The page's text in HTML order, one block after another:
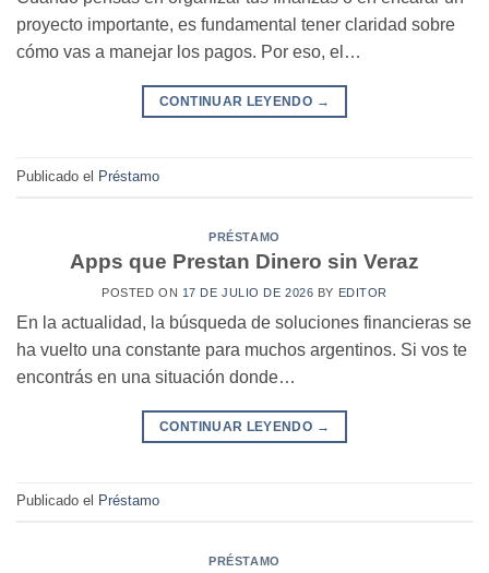
proyecto importante, es fundamental tener claridad sobre
cómo vas a manejar los pagos. Por eso, el…
CONTINUAR LEYENDO →
Publicado el Préstamo
PRÉSTAMO
Apps que Prestan Dinero sin Veraz
POSTED ON 17 DE JULIO DE 2026 BY EDITOR
En la actualidad, la búsqueda de soluciones financieras se
ha vuelto una constante para muchos argentinos. Si vos te
encontrás en una situación donde…
CONTINUAR LEYENDO →
Publicado el Préstamo
PRÉSTAMO